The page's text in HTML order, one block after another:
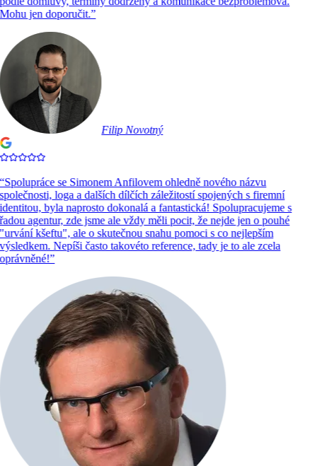
jen doporučit.”
Filip Novotný
Spolupráce se Simonem Anfilovem ohledně nového názvu
loga a dalších dílčích záležitostí spojených s firemní
byla naprosto dokonalá a fantastická! Spolupracujeme s
agentur, zde jsme ale vždy měli pocit, že nejde jen o pouhé
kšeftu", ale o skutečnou snahu pomoci s co nejlepším
Nepíši často takovéto reference, tady je to ale zcela
”